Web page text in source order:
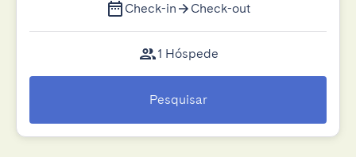
Check-in Check-out
1 Hóspede
Pesquisar